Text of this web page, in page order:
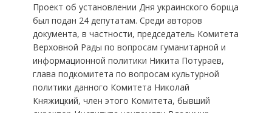
Проект об установлении Дня украинского борща
был подан 24 депутатам. Среди авторов
документа, в частности, председатель Комитета
Верховной Рады по вопросам гуманитарной и
информационной политики Никита Потураев,
глава подкомитета по вопросам культурной
политики данного Комитета Николай
Княжицкий, член этого Комитета, бывший